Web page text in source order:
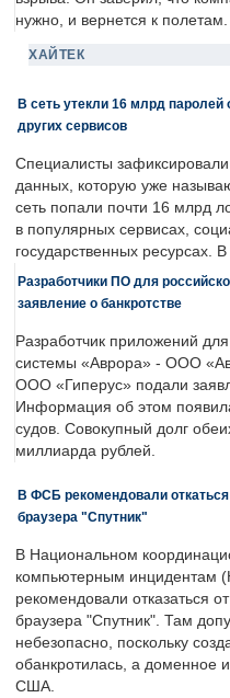
нужно, и вернется к полетам.
ХАЙТЕК
В сеть утекли 16 млрд паролей
других сервисов
Специалисты
данных, которую уже
сеть попали почти 16 млрд
в популярных сервисах,
государственных ресурсах.
Разработчики ПО для
заявление о банкротстве
Разработчик приложений
системы «Аврора» - ООО
ООО «Гиперус» подали
Информация об этом
судов. Совокупный долг
миллиарда рублей.
В ФСБ рекомендовали откаться
браузера "Спутник"
В Национальном
компьютерным инцидентам
рекомендовали отказаться
браузера "Спутник". Там
небезопасно, поскольку
обанкротилась, а доменное
США.